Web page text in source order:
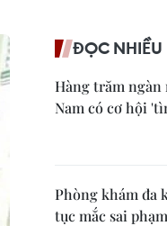
ĐỌC NHIỀU
Hàng trăm
Nam có cơ hội
Phòng khám đa
tục mắc sai